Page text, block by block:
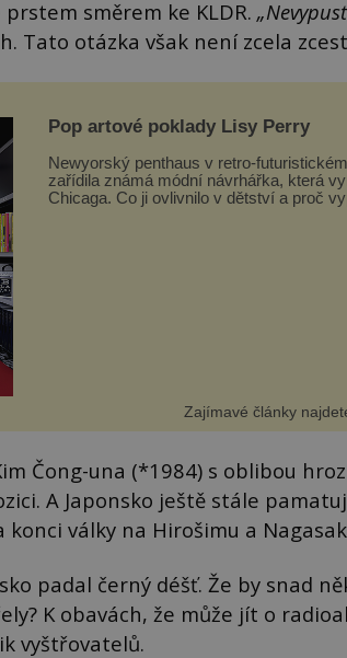
směrem ke KLDR.
Tato otázka však není zcela
Pop artové poklady Lisy Perry
Newyorský penthaus v retro-
zařídila známá módní návrhářka, která
Chicaga. Co ji ovlivnilo v dětství a proč
Zajímavé články
Čong-una (*1984) s oblibou
A Japonsko ještě stále
války na Hirošimu a
padal černý déšť. Že by snad
K obavách, že může jít o
vyštřovatelů.